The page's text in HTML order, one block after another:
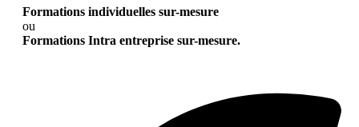
Formations individuelles sur-mesure
ou
Formations Intra entreprise sur-mesure.